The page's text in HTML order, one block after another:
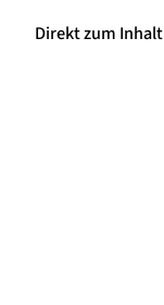
Direkt zum Inhalt